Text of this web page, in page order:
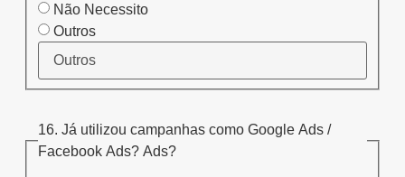
Não Necessito
Outros
16. Já utilizou campanhas como Google Ads /
Facebook Ads? Ads?